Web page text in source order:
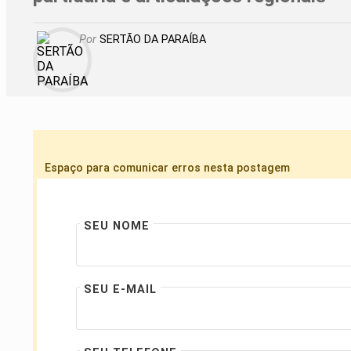
Por SERTÃO DA PARAÍBA
Espaço para comunicar erros nesta postagem
SEU NOME
SEU E-MAIL